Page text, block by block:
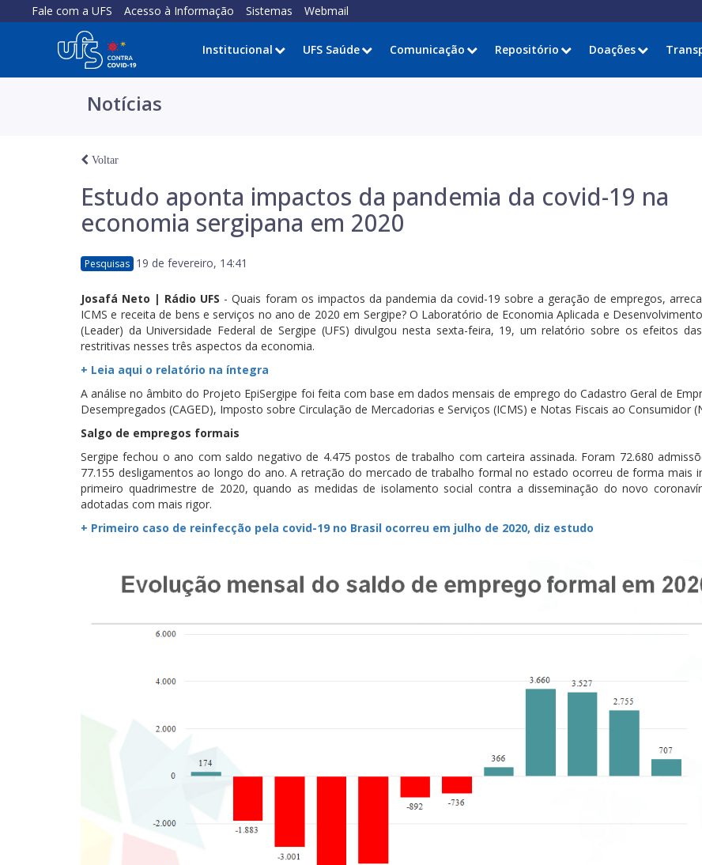
Fale com a UFS Acesso à Informação Sistemas Webmail
Institucional UFS Saúde Comunicação Repositório Doações
Notícias
Voltar
Estudo aponta impactos da pandemia da covid-19 na
economia sergipana em 2020
Pesquisas 19 de fevereiro, 14:41
Josafá Neto | Rádio UFS - Quais foram os impactos da pandemia da covid-19 sobre a geração de empregos,
ICMS e receita de bens e serviços no ano de 2020 em Sergipe? O Laboratório de Economia Aplicada e
(Leader) da Universidade Federal de Sergipe (UFS) divulgou nesta sexta-feira, 19, um relatório sobre os efeitos
restritivas nesses três aspectos da economia.
+ Leia aqui o relatório na íntegra
A análise no âmbito do Projeto EpiSergipe foi feita com base em dados mensais de emprego do Cadastro Geral de
Desempregados (CAGED), Imposto sobre Circulação de Mercadorias e Serviços (ICMS) e Notas Fiscais ao Consumidor
Salgo de empregos formais
Sergipe fechou o ano com saldo negativo de 4.475 postos de trabalho com carteira assinada. Foram 72.680
77.155 desligamentos ao longo do ano. A retração do mercado de trabalho formal no estado ocorreu de forma mais
primeiro quadrimestre de 2020, quando as medidas de isolamento social contra a disseminação do novo
adotadas com mais rigor.
+ Primeiro caso de reinfecção pela covid-19 no Brasil ocorreu em julho de 2020, diz estudo